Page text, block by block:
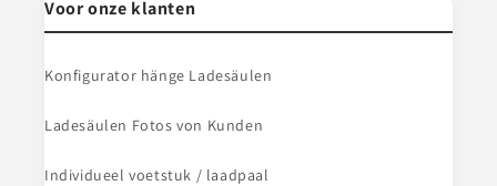
Voor onze klanten
Konfigurator hänge Ladesäulen
Ladesäulen Fotos von Kunden
Individueel voetstuk / laadpaal